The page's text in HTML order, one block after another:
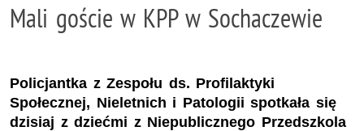
Mali goście w KPP w Sochaczewie
Policjantka z Zespołu ds. Profilaktyki
Społecznej, Nieletnich i Patologii spotkała się
dzisiaj z dziećmi z Niepublicznego Przedszkola